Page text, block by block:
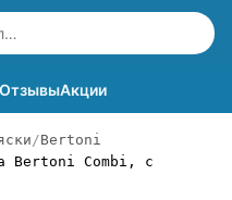
ОтзывыАкции
Bertoni
Bertoni Combi, с